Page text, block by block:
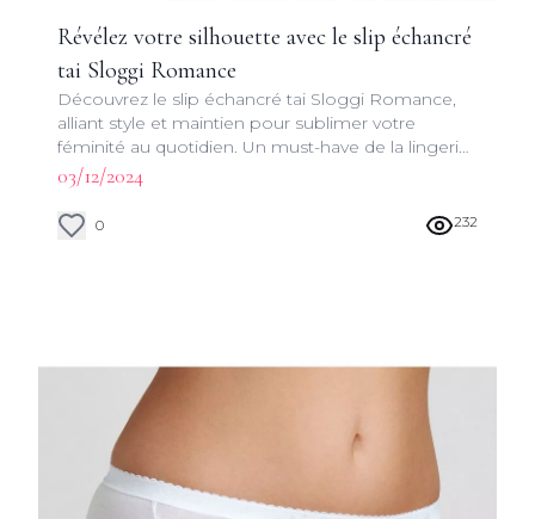
Révélez votre silhouette avec le slip échancré
tai Sloggi Romance
Découvrez le slip échancré tai Sloggi Romance,
alliant style et maintien pour sublimer votre
féminité au quotidien. Un must-have de la lingerie
moderne.
03/12/2024
0 232